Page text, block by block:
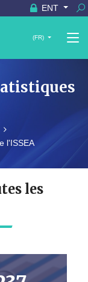
ENT
(FR)
l'ISSEA
les